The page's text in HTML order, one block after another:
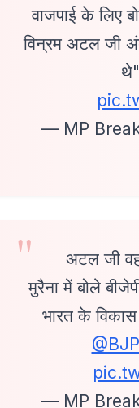
वाजपाई के लिए
विन्रम अटल जी
थे"
— MP
अटल जी
मुरैना में बोले
भारत के
— MP